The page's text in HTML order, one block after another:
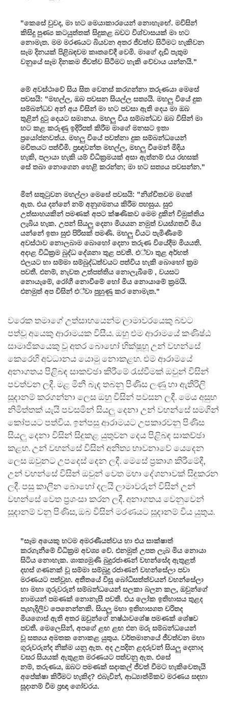
"කෙසේ වුවද, මා හට මෙයාකාරයෙන් නොහැඟේ. මවිසින්
කිසිදු පුණ්‍ය කටයුත්තක් සිදුකළ බවට විශ්වාසයක් මා හට
නොමැත. මම මරණයට බියවන අතර ජීවත්ව සිටීමට හැකිවන
සෑම දිනයක් පිළිබඳවම කෘතවේදී වෙමි. මාගේ දැඩි පැතුම
වනුයේ සෑම දිනකම ජීවත්ව සිටීමට හැකි වේවාය යන්නයි."
මේ අවස්ථාවේ සිය සිත වෙනස් කරගන්නා තරුණයා මෙසේ
පවසයි: "මහල්ල, ඔබ පවසන සියල්ල සත්‍යයි. මහලු වියේ දුක
සම්බන්ධව අන් අය විසින් මා හට පවසා ඇති දෙය මා ඔබ
තුළින් දුටු දෙයට සමානය. මහලු විය සම්බන්ධව ඔබ විසින් මා
හට කළ කරුණු ඉදිරිපත් කිරීම මාගේ මනසට ඉතා
ප්‍රයෝජනවත්ය. මහලු වියේ පවත්නා දුක සම්බන්ධයෙන්
මවිතයට පත්වීමි. ප්‍රඥාවන්ත මහල්ල, මහලු වීමෙන් මිදිය
හැකි, පලායා හැකි යම් විධික්‍රමයක් අසා ඇත්නම් එය රහසක්
සේ තබා නොගෙන හෙළි කරන්න; මා හට සත්‍යය පවසන්න."
මින් සතුටුවන මහල්ලා මෙසේ පවසයි: "නිශ්චිතවම මගක්
ඇත. එය දන්නේ නම් අනුගමනය කිරීම පහසුය. සුළු
උත්සාහයකින් පමණක් අපට ක්ෂණිකව මෙම දුකින් විමුක්තිය
ලැබිය හැක. උපන් සියලු දෙනා මියයන නමුත් වයස්ගතවී මිය
යන්නේ ඉතා සුළු පිරිසක් පමණි. මහලු වියට පැමිණීමේ
අවස්ථාව නොලබාම බොහෝ දෙනා තරුණ වියේදීම මියයති.
අදාළ විධික්‍රම බුද්ධ දේශනා තුළ පවතී. එ්වා තුළ අර්හත්
ඵලයට හා සම්මා සම්බුද්ධත්වයට පත්විය හැකි බොහෝ ක්‍රම
පවතී. එනම්, නැවත උත්පත්තිය නොලැබීමේ , වයසට
නොයැමේ, රෝගී නොවීමේ හෝ මිය නොයාමේ ක්‍රමයි.
එනමුත් අප විසින් එ්වා පුහුණු කර නොමැත."
වරෙක තමාගේ උත්සාහයෙන්ම ලාමාවරයෙකු බවට
පත්වූ අයෙකු ආරාමයක විසීය. ඔහු එම ආරාමයේ කණිෂ්ඨ
සාමාජිකයෙකු වූ අතර බොහෝ භික්ෂූහූ උන් වහන්සේ
කෙරෙහි අවධානය යොමු නොකළහ. එම ආරාමයේ
අනාගතය පිළිබඳ සාකච්ඡා කිරීමේ රැස්වීමක් ඔවුන් විසින්
පවත්වන ලදී. මළ මිනී බැඳ තබනු පිණිස ලණු හා ඇතිරිලි
සූදානම් කරගන්නා ලෙස ඔහු විසින් පවසන ලදී. මෙය අසුභ
නිමිත්තක් යැයි පවසමින් සියලු දෙනා උන් වහන්සේ සමගින්
කෝපයට පත්විය. ඉන්පසු ආරාමයට උපකාරවනු පිණිස
සියලු දෙනා විසින් සිදුකළ යුතුවන දෙය පිළිබඳ සාකච්ඡා
කළහ. උන් වහන්සේ විසින් අනිත්‍ය භාවනාවේ යෙදෙන
ලෙස ඔවුනට උපදෙස් දෙන ලදී. මෙසේ ප්‍රකාශ කිරීමේදී,
උන් වහන්සේ විසින් ඔවුන් වෙත මහා දේශනාවක් සිදුකරන
ලදී. පසු කාලීන බො‌හෝ දලයි ලාමාවරුන් විසින් උන්
වහන්සේ වෙත ප්‍රශංසා කරන ලදී. අනාගතය වෙනුවෙන්
සූදානම් වනු පිණිස, ඔබ විසින් මරණයට සූදානම් විය යුතුය.
"සෑම අයෙකු හටම අමරණීයත්වය හා එය සාක්ෂාත්
කරගැනීමේ විධික්‍රම අවශ්‍ය වේ. එනමුත් උපත ලැබ මිය නොයා
සිටිය නොහැක. ශාක්‍යමුණි බුදුරජාණන් වහන්සේද ඇතුළත්
දහස් ගණනක් වූ සම්මා සම්බුදු රජාණන් වහන්සේලා පවා
මරණයට පත්වූහ. අතීතයේ විසූ බෝධිසත්ත්වයන් වහන්සේලා
හා මහා ගුරුවරුන් සම්බන්ධයෙන් සලකා බලන කල, ඔවුන්ගේ
නාමයන් පමණක් නොනැසී පවතී. එය ලෝක ඉතිහාසය තුළද
පැහැදිලිව පෙනෙන්නකි. සියලු මහා ඉතිහාසගත චරිතද
මියගොස් ඇති අතර ඔවුන්ගේ නෂ්ඨාවශේෂ පමණක් ශේෂව
පවතී. මෙලෙසින්, අපගේ ළඟ ළඟ එන මරු සම්බන්ධයෙන්
වූ සත්‍යය අමතක නොකළ යුතුය. වර්තමානයේ ජීවත්වන මහා
ගුරුවරුන්ද නික්ම යනු ඇත. අද උපදින ළදරුවන් සියලු දෙනාද
වසර සියයක් ඇතුළත මරණයට පත්වනු ඇත. එසේ
නම්, තරුණය, ඔබට පමණක් සදාකල් ජීවත් වීමට හැකිවෙතැයි
අපේක්ෂා කිරීමට හැකිද? එබැවින්, ආධ්‍යාත්මිකව මරණය සඳහා
සූදානම් වීම ප්‍රඥා ගෝචරය.